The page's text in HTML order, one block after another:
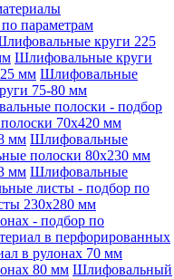
параметрам
круги 225
Шлифовальные круги
мм Шлифовальные
75-80 мм
полоски - подбор
70x420 мм
мм Шлифовальные
полоски 80x230 мм
мм Шлифовальные
листы - подбор по
230x280 мм
- подбор по
в перфорированных
в рулонах 70 мм
80 мм Шлифовальный